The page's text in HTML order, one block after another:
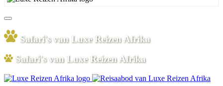
Safari's van Luxe Reizen Afrika
Safari's van Luxe Reizen Afrika